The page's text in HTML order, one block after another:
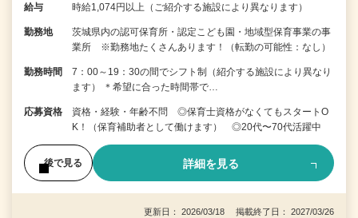
給与 時給1,074円以上（ご紹介する施設により異なります）
勤務地
茨城県内の認可保育所・認定こども園・地域型保育事業の事
業所 ※勤務地たくさんあります！（転勤の可能性：なし）
勤務時間
7：00～19：30の間でシフト制（紹介する施設により異なり
ます） ＊希望に合った時間帯で…
応募資格
資格・経験・年齢不問 ◎保育士資格がなくてもスタートO
K！（保育補助者として働けます） ◎20代〜70代活躍中
後で見る 詳細を見る
更新日： 2026/03/18 掲載終了日： 2027/03/26